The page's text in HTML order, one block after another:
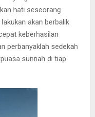
hati seseorang
akan berbalik
keberhasilan
perbanyaklah sedekah
sunnah di tiap